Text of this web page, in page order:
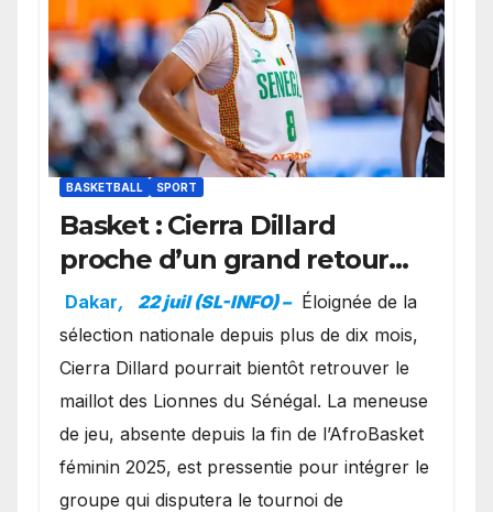
BASKETBALL SPORT
Basket : Cierra Dillard
proche d’un grand retour
avec les Lionnes ?
Dakar, 22 juil (SL-INFO) – Éloignée de la
sélection nationale depuis plus de dix mois,
Cierra Dillard pourrait bientôt retrouver le
maillot des Lionnes du Sénégal. La meneuse
de jeu, absente depuis la fin de l’AfroBasket
féminin 2025, est pressentie pour intégrer le
groupe qui disputera le tournoi de